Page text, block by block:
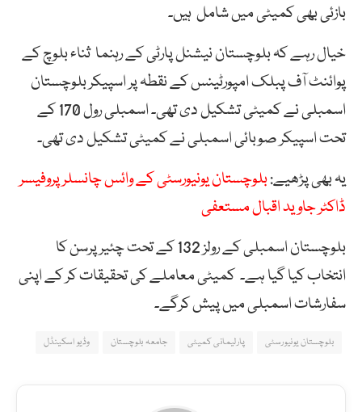
بازئی بھی کمیٹی میں شامل ہیں۔
خیال رہے کہ بلوچستان نیشنل پارٹی کے رہنما ثناء بلوچ کے
پوائنٹ آف پبلک امپورٹینس کے نقطہ پر اسپیکر بلوچستان
اسمبلی نے کمیٹی تشکیل دی تھی۔ اسمبلی رول 170 کے
تحت اسپیکر صوبائی اسمبلی نے کمیٹی تشکیل دی تھی۔
یہ بھی پڑھیے:بلوچستان یونیورسٹی کے وائس چانسلر پروفیسر
ڈاکٹر جاوید اقبال مستعفی
بلوچستان اسمبلی کے رولز 132 کے تحت چئیرپرسن کا
انتخاب کیا گیا ہے۔ کمیٹی معاملے کی تحقیقات کر کے اپنی
سفارشات اسمبلی میں پیش کرگے۔
بلوچستان یونیورسٹی پارلیمانی کمیٹی جامعہ بلوچستان وڈیو اسکینڈل